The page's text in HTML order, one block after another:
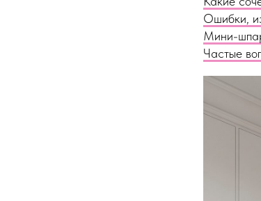
Ошибки,
Мини-
Частые